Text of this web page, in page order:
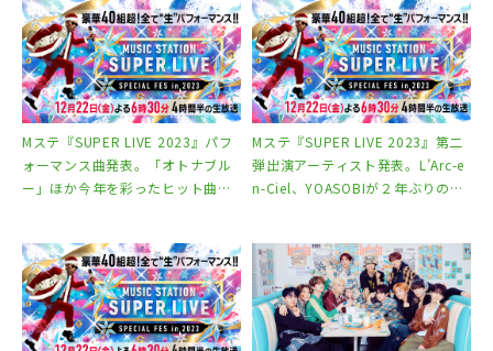
Sexy Zone
TOKIO
西野カナ
乃木坂46
秦 基博
Perfume
B’z
Hey! Say! JUMP
BABYMETAL
ポルノグラフィティ
Mステ『SUPER LIVE 2023』パフ
ォーマンス曲発表。「オトナブル
ー」ほか今年を彩ったヒット曲
Mステ『SUPER LIVE 2023』第二
弾出演アーティスト発表。L’Arc-e
n-Ciel、YOASOBIが２年ぶりの生